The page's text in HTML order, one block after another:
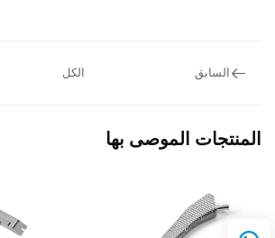
السابق الكل
المنتجات الموصى بها